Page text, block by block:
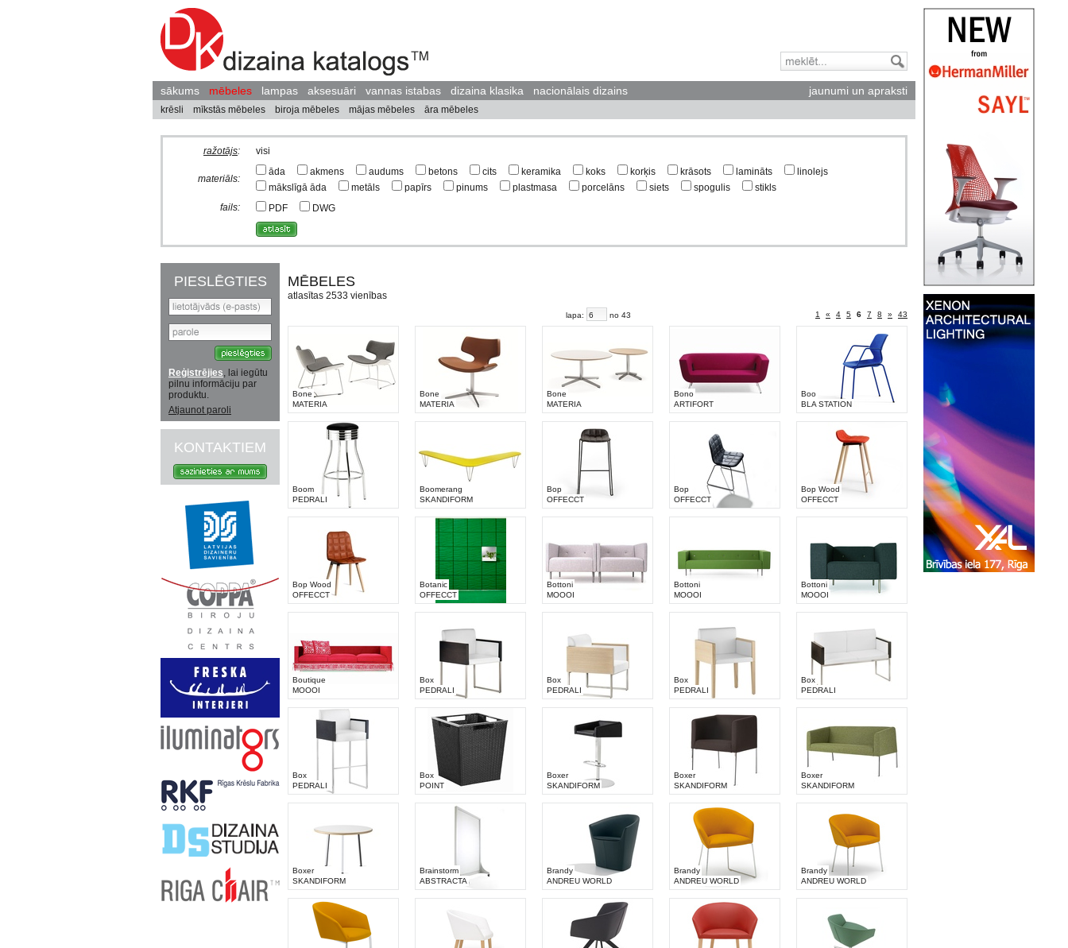
sākums mēbeles lampas aksesuāri vannas istabas dizaina klasika nacionālais dizains jaunumi un apraksti
krēsli mīkstās mēbeles biroja mēbeles mājas mēbeles āra mēbeles
ražotājs: visi
materiāls:
āda akmens audums betons cits keramika koks korķis krāsots lamināts
linolejs
mākslīgā āda
metāls papīrs pinums plastmasa porcelāns siets spogulis
stikls
fails:
PDF DWG
PIESLĒGTIES
Reģistrējies, lai iegūtu
pilnu informāciju par
produktu.
Atjaunot paroli
KONTAKTIEM
MĒBELES
atlasītas 2533 vienības
lapa: no 43 1 « 4 5 6 7 8 » 43
Bone
MATERIA
Bone
MATERIA
Bone
MATERIA
Bono
ARTIFORT
Boo
BLA STATION
Boom
PEDRALI
Boomerang
SKANDIFORM
Bop
OFFECCT
Bop
OFFECCT
Bop Wood
OFFECCT
Bop Wood
OFFECCT
Botanic
OFFECCT
Bottoni
MOOOI
Bottoni
MOOOI
Bottoni
MOOOI
Boutique
MOOOI
Box
PEDRALI
Box
PEDRALI
Box
PEDRALI
Box
PEDRALI
Box
PEDRALI
Box
POINT
Boxer
SKANDIFORM
Boxer
SKANDIFORM
Boxer
SKANDIFORM
Boxer
SKANDIFORM
Brainstorm
ABSTRACTA
Brandy
ANDREU WORLD
Brandy
ANDREU WORLD
Brandy
ANDREU WORLD